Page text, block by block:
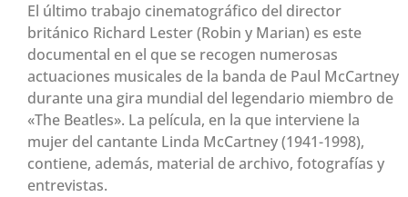
El último trabajo cinematográfico del director
británico Richard Lester (Robin y Marian) es este
documental en el que se recogen numerosas
actuaciones musicales de la banda de Paul McCartney
durante una gira mundial del legendario miembro de
«The Beatles». La película, en la que interviene la
mujer del cantante Linda McCartney (1941-1998),
contiene, además, material de archivo, fotografías y
entrevistas.